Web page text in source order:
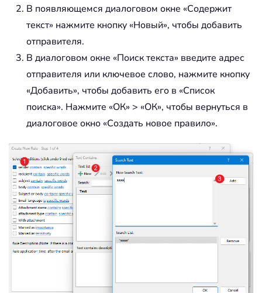
В появляющемся диалоговом окне «Содержит
текст» нажмите кнопку «Новый», чтобы добавить
отправителя.
В диалоговом окне «Поиск текста» введите адрес
отправителя или ключевое слово, нажмите кнопку
«Добавить», чтобы добавить его в «Список
поиска». Нажмите «ОК» > «ОК», чтобы вернуться в
диалоговое окно «Создать новое правило».